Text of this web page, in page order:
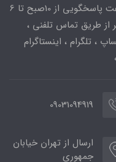
ساعت پاسخگویی از 10صبح تا 6
از طریق تماس تلفنی ،
، تلگرام ، اینستاگرام
09031094919
ارسال از تهران خیابان
جمهوری